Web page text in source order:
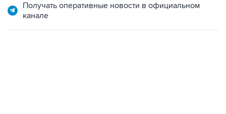
Получать оперативные новости в официальном
канале